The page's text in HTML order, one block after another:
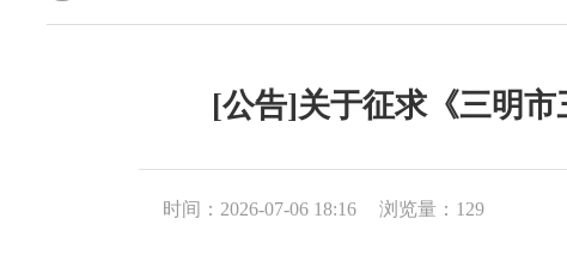
[公告]关于征求《三明
时间：2026-07-06 18:16 浏览量：129